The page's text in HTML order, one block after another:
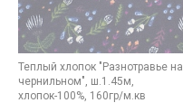
Теплый хлопок "Разнотравье на
чернильном", ш.1.45м,
хлопок-100%, 160гр/м.кв
Мы публикуем
промокоды и